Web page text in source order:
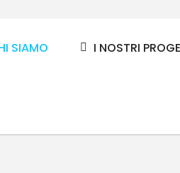
SIAMO I NOSTRI